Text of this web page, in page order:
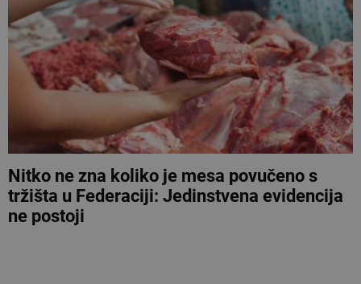
Nitko ne zna koliko je mesa povučeno s
tržišta u Federaciji: Jedinstvena evidencija
ne postoji